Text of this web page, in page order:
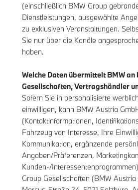
(einschließlich BMW Group
Dienstleistungen, ausgewählte
zu exklusiven Veranstaltungen.
Sie nur über die Kanäle
haben.
Welche Daten übermittelt BMW an
Gesellschaften, Vertragshändler
Sofern Sie in personalisierte
einwilligen, kann BMW Austria
(Kontaktinformationen,
Fahrzeug von Interesse, Ihre
Kommunikation, ergänzende
Angaben/Präferenzen,
Kunden-/
Group Gesellschaften (BMW